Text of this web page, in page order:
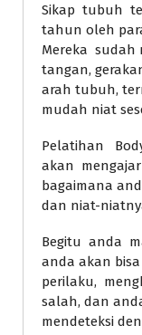
Sikap tubuh
tahun oleh
Mereka sudah
tangan,
arah tubuh,
mudah niat
Pelatihan
akan
bagaimana
dan niat-
Begitu anda
anda akan
perilaku,
salah, dan
mendeteksi